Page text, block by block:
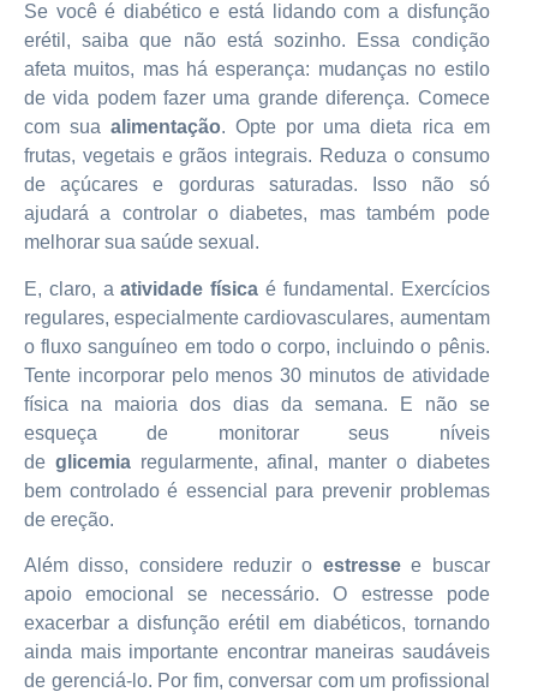
Se você é diabético e está lidando com a disfunção
erétil, saiba que não está sozinho. Essa condição
afeta muitos, mas há esperança: mudanças no estilo
de vida podem fazer uma grande diferença. Comece
com suaalimentação. Opte por uma dieta rica em
frutas, vegetais e grãos integrais. Reduza o consumo
de açúcares e gorduras saturadas. Isso não só
ajudará a controlar o diabetes, mas também pode
melhorar sua saúde sexual.
E, claro, aatividade física é fundamental. Exercícios
regulares, especialmente cardiovasculares, aumentam
o fluxo sanguíneo em todo o corpo, incluindo o pênis.
Tente incorporar pelo menos 30 minutos de atividade
física na maioria dos dias da semana. E não se
esqueça de monitorar seus níveis
de glicemiaregularmente, afinal, manter o diabetes
bem controlado é essencial para prevenir problemas
de ereção.
Além disso, considere reduzir o estressee buscar
apoio emocional se necessário. O estresse pode
exacerbar a disfunção erétil em diabéticos, tornando
ainda mais importante encontrar maneiras saudáveis
de gerenciá-lo. Por fim, conversar com um profissional